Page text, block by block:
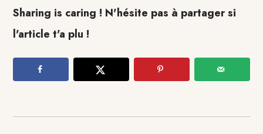
Sharing is caring ! N'hésite pas à partager si
l'article t'a plu !